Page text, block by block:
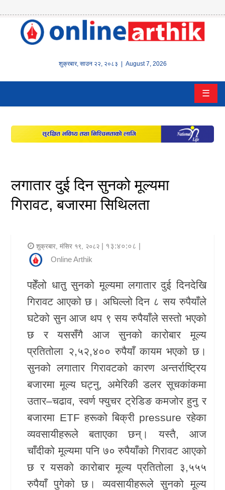
शुक्रबार, साउन २२, २०८३ | August 7, 2026
होम
वित्त
इन्स्योरेन्स
अटो
राजनीति
भिडियो
समाचार
सूचना
प्रविधि
शिक्षा
स्वास्थ्य
खेलकुद
☰
लगातार दुई दिन सुनको मूल्यमा
गिरावट, बजारमा सिथिलता
शुक्रबार, मंसिर १९, २०८२ | १३:४०:०८ |
Online Arthik
पहेँलो धातु सुनको मूल्यमा लगातार दुई दिनदेखि
गिरावट आएको छ। अघिल्लो दिन ८ सय रुपैयाँले
घटेको सुन आज थप ९ सय रुपैयाँले सस्तो भएको
छ र यससँगै आज सुनको कारोबार मूल्य
प्रतितोला २,५२,४०० रुपैयाँ कायम भएको छ।
सुनको लगातार गिरावटको कारण अन्तर्राष्ट्रिय
बजारमा मूल्य घट्नु, अमेरिकी डलर सूचकांकमा
उतार–चढाव, स्वर्ण फ्युचर ट्रेडिङ कमजोर हुनु र
बजारमा ETF हरूको बिक्री pressure रहेका
व्यवसायीहरूले बताएका छन्। यस्तै, आज
चाँदीको मूल्यमा पनि ७० रुपैयाँको गिरावट आएको
छ र यसको कारोबार मूल्य प्रतितोला ३,५५५
रुपैयाँ पुगेको छ। व्यवसायीहरूले सुनको मूल्य